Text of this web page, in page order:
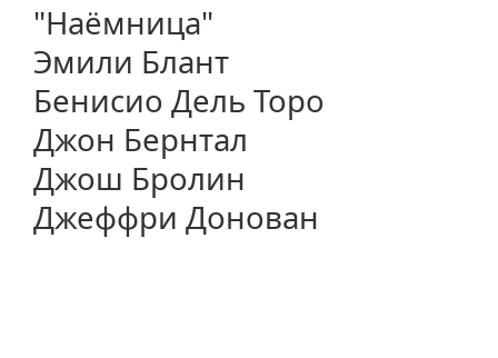
"Наёмница"
Эмили Блант
Бенисио Дель Торо
Джон Бернтал
Джош Бролин
Джеффри Донован